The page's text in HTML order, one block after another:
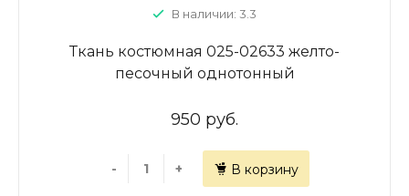
В наличии: 3.3
Ткань костюмная 025-02633 желто-
песочный однотонный
950 руб.
- + В корзину